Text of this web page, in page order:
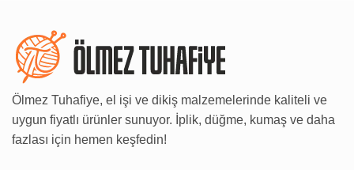
Ölmez Tuhafiye, el işi ve dikiş malzemelerinde kaliteli ve
uygun fiyatlı ürünler sunuyor. İplik, düğme, kumaş ve daha
fazlası için hemen keşfedin!